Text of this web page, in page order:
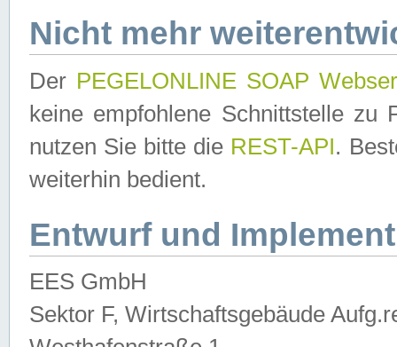
Nicht mehr
Der PEGELONLINE SOAP
keine empfohlene Schnittstelle zu
nutzen Sie bitte die REST-API.
weiterhin bedient.
Entwurf und
EES GmbH
Sektor F, Wirtschaftsgebäude